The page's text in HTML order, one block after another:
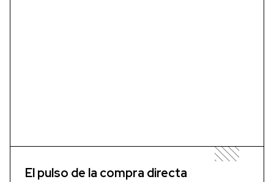
El pulso de la compra directa